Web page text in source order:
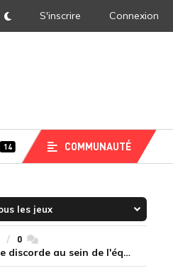
DarkMode
S'inscrire Connexion
14 COMMUNAUTÉ
0commentaires
« Il n'y a absolument aucune discorde au sein de l'équipe » Tom justifie la titularisation de Painter malgré la défaite de T1